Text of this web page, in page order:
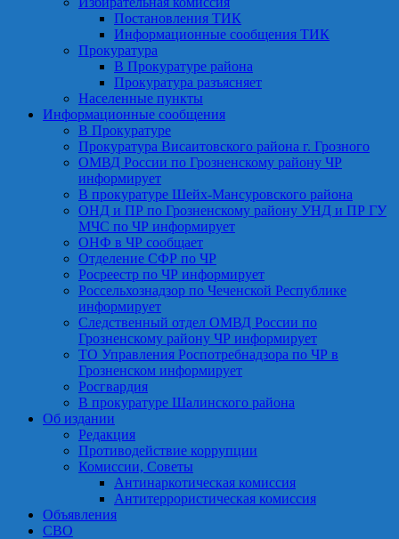
Постановления ТИК
Информационные сообщения ТИК
Прокуратура
В Прокуратуре района
Прокуратура разъясняет
Населенные пункты
Информационные сообщения
В Прокуратуре
Прокуратура Висаитовского района г. Грозного
ОМВД России по Грозненскому району ЧР
информирует
В прокуратуре Шейх-Мансуровского района
ОНД и ПР по Грозненскому району УНД и ПР ГУ
МЧС по ЧР информирует
ОНФ в ЧР сообщает
Отделение СФР по ЧР
Росреестр по ЧР информирует
Россельхознадзор по Чеченской Республике
информирует
Следственный отдел ОМВД России по
Грозненскому району ЧР информирует
ТО Управления Роспотребнадзора по ЧР в
Грозненском информирует
Росгвардия
В прокуратуре Шалинского района
Об издании
Редакция
Противодействие коррупции
Комиссии, Советы
Антинаркотическая комиссия
Антитеррористическая комиссия
Объявления
СВО